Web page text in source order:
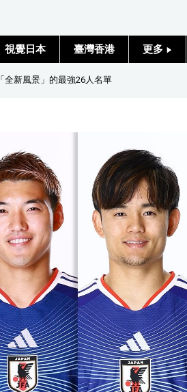
視覺日本 臺灣香港 更多
政治外交
社會
財經
文化
科學技術
生活
運動
全新風景」的最強26人名單